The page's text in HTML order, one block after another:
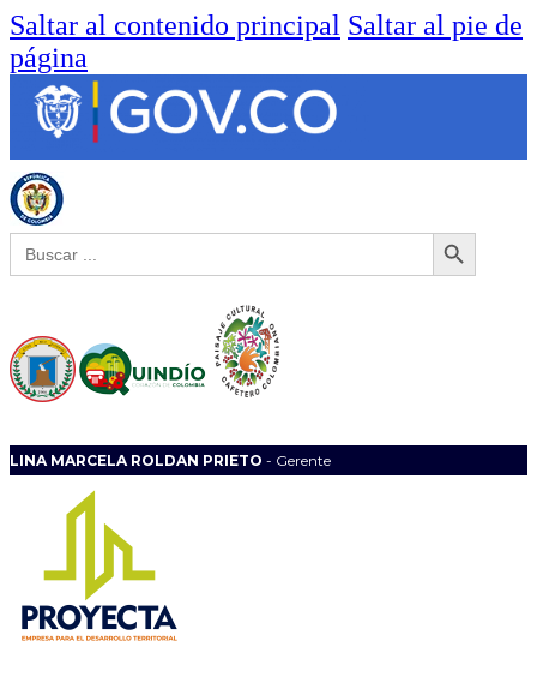
Saltar al contenido principal Saltar al pie de
página
Buscar: Botón de búsqueda
LINA MARCELA ROLDAN PRIETO - Gerente